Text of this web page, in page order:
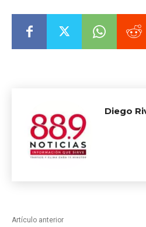
Diego
Artículo anterior